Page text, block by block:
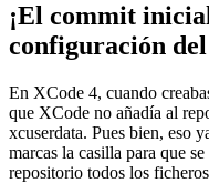
¡El commit
configuración
En XCode 4, cuando
que XCode no añadía al
xcuserdata. Pues bien, eso
marcas la casilla para que
repositorio todos los